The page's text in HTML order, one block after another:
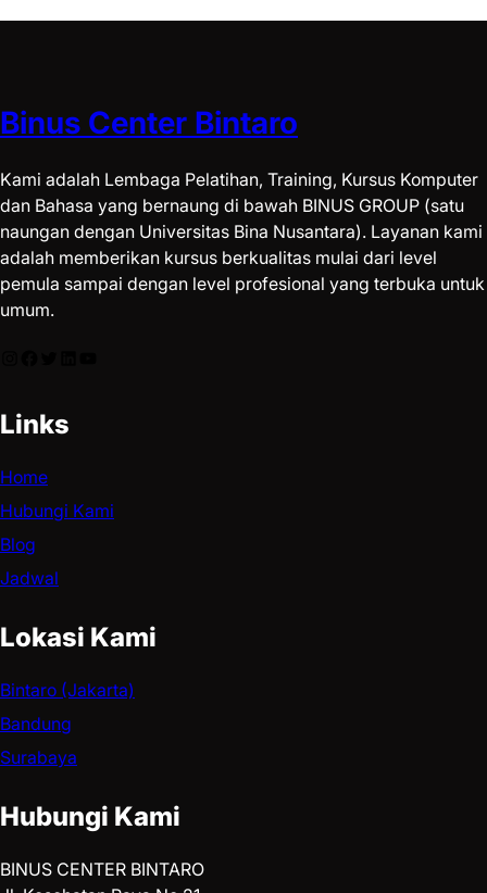
Binus Center Bintaro
Kami adalah Lembaga Pelatihan, Training, Kursus Komputer
dan Bahasa yang bernaung di bawah BINUS GROUP (satu
naungan dengan Universitas Bina Nusantara). Layanan kami
adalah memberikan kursus berkualitas mulai dari level
pemula sampai dengan level profesional yang terbuka untuk
umum.
Links
Home
Hubungi Kami
Blog
Jadwal
Lokasi Kami
Bintaro (Jakarta)
Bandung
Surabaya
Hubungi Kami
BINUS CENTER BINTARO